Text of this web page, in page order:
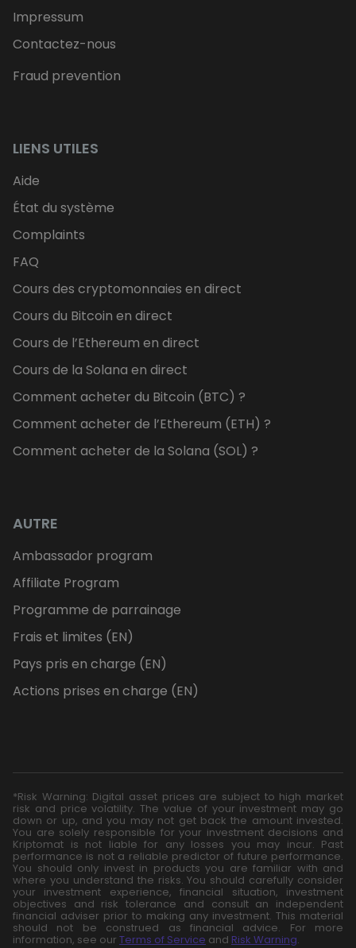
Impressum
Contactez-nous
Fraud prevention
LIENS UTILES
Aide
État du système
Complaints
FAQ
Cours des cryptomonnaies en direct
Cours du Bitcoin en direct
Cours de l’Ethereum en direct
Cours de la Solana en direct
Comment acheter du Bitcoin (BTC) ?
Comment acheter de l’Ethereum (ETH) ?
Comment acheter de la Solana (SOL) ?
AUTRE
Ambassador program
Affiliate Program
Programme de parrainage
Frais et limites (EN)
Pays pris en charge (EN)
Actions prises en charge (EN)
*Risk Warning: Digital asset prices are subject to high market
risk and price volatility. The value of your investment may go
down or up, and you may not get back the amount invested.
You are solely responsible for your investment decisions and
Kriptomat is not liable for any losses you may incur. Past
performance is not a reliable predictor of future performance.
You should only invest in products you are familiar with and
where you understand the risks. You should carefully consider
your investment experience, financial situation, investment
objectives and risk tolerance and consult an independent
financial adviser prior to making any investment. This material
should not be construed as financial advice. For more
information, see our Terms of Service and Risk Warning.